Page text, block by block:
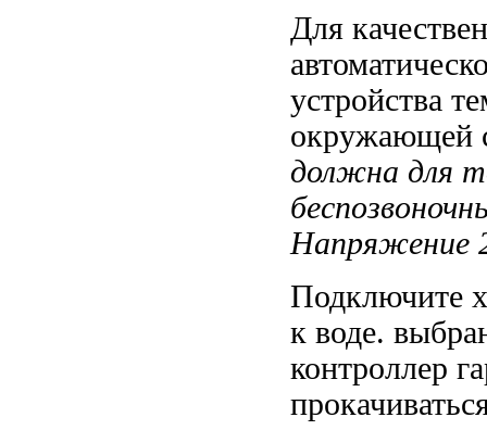
Для
устройства
окружающей
должна для
Напряжение
Подключите
к воде.
контроллер